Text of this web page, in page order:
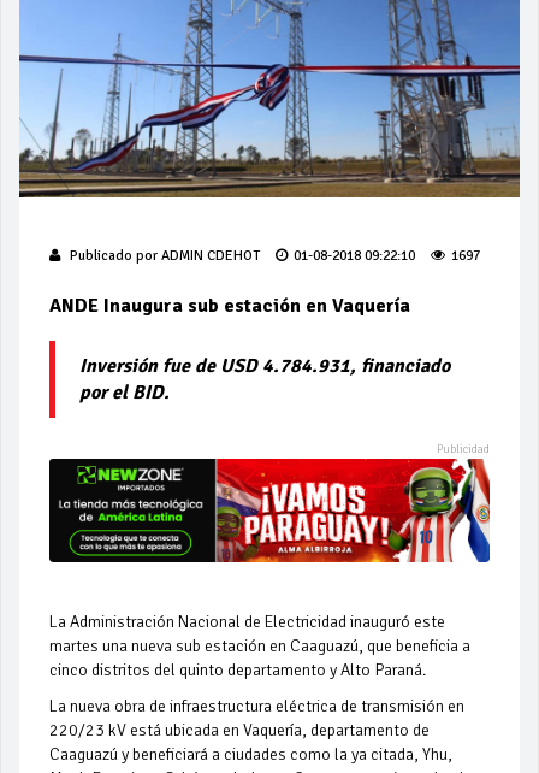
Publicado por ADMIN CDEHOT 01-08-2018 09:22:10 1697
ANDE Inaugura sub estación en Vaquería
Inversión fue de USD 4.784.931, financiado
por el BID.
La Administración Nacional de Electricidad inauguró este
martes una nueva sub estación en Caaguazú, que beneficia a
cinco distritos del quinto departamento y Alto Paraná.
La nueva obra de infraestructura eléctrica de transmisión en
220/23 kV está ubicada en Vaquería, departamento de
Caaguazú y beneficiará a ciudades como la ya citada, Yhu,